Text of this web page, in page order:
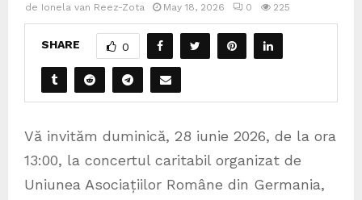
de Ionela van Reez-Zota May 18, 2026 0 225
SHARE 0
Vă invităm duminică, 28 iunie 2026, de la ora
13:00, la concertul caritabil organizat de
Uniunea Asociațiilor Române din Germania,